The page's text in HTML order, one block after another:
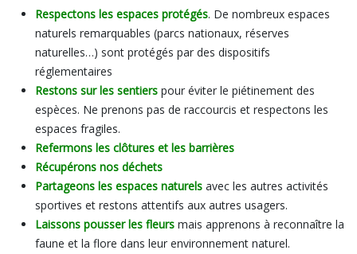
Respectons les espaces protégés. De nombreux espaces
naturels remarquables (parcs nationaux, réserves
naturelles…) sont protégés par des dispositifs
réglementaires
Restons sur les sentiers pour éviter le piétinement des
espèces. Ne prenons pas de raccourcis et respectons les
espaces fragiles.
Refermons les clôtures et les barrières
Récupérons nos déchets
Partageons les espaces naturels avec les autres activités
sportives et restons attentifs aux autres usagers.
Laissons pousser les fleurs mais apprenons à reconnaître la
faune et la flore dans leur environnement naturel.